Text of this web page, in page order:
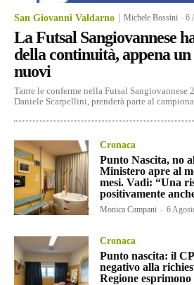
San Giovanni Valdarno Michele Bossini -6
La Futsal Sangiovannese
della continuità, appena
nuovi
Tante le conferme nella Futsal Sangiovannese
Daniele Scarpellini, prenderà parte al
Cronaca
Punto Nascita, no
Ministero apre al
mesi. Vadi: “Una
positivamente
Monica Campani - 6
Cronaca
Punto nascita: il
negativo alla
Regione